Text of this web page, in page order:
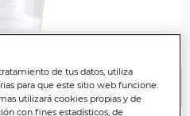
de tus datos, utiliza
para que este sitio web funcione.
utilizará cookies propias y de
con fines estadísticos, de